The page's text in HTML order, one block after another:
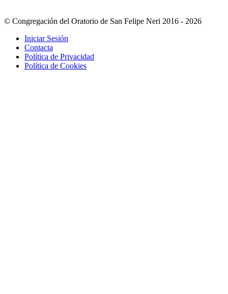
© Congregación del Oratorio de San Felipe Neri 2016 - 2026
Iniciar Sesión
Contacta
Política de Privacidad
Política de Cookies